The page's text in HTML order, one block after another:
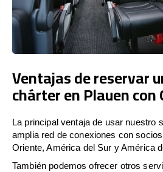
Ventajas de reservar
chárter en Plauen con
La principal ventaja de usar nuestro
amplia red de conexiones con
Oriente, América del Sur y América
También podemos ofrecer otros